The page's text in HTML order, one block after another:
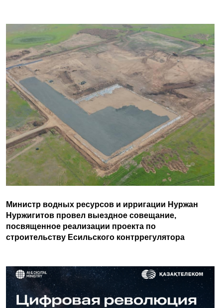
Министр водных ресурсов и ирригации Нуржан
Нуржигитов провел выездное совещание,
посвященное реализации проекта по
строительству Есильского контррегулятора